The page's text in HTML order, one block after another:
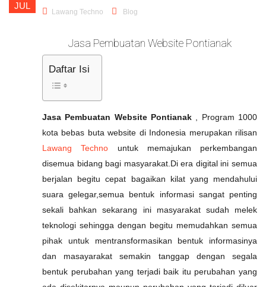
JUL
Lawang Techno Blog
Jasa Pembuatan Website Pontianak
Daftar Isi
Jasa Pembuatan Website Pontianak , Program 1000
kota bebas buta website di Indonesia merupakan rilisan
Lawang Techno untuk memajukan perkembangan
disemua bidang bagi masyarakat.Di era digital ini semua
berjalan begitu cepat bagaikan kilat yang mendahului
suara gelegar,semua bentuk informasi sangat penting
sekali bahkan sekarang ini masyarakat sudah melek
teknologi sehingga dengan begitu memudahkan semua
pihak untuk mentransformasikan bentuk informasinya
dan masayarakat semakin tanggap dengan segala
bentuk perubahan yang terjadi baik itu perubahan yang